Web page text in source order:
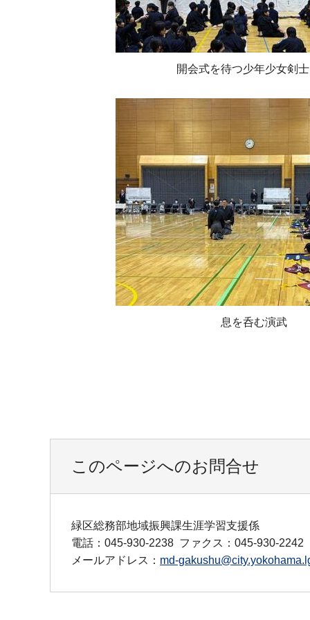
開会式を待つ少年少女剣
息を呑む演武
このページへのお問合せ
緑区総務部地域振興課生涯学習支援係
電話：045-930-2238 ファクス：045-930-2242
メールアドレス： md-